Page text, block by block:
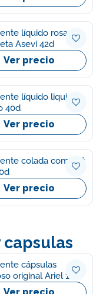
líquido rosa
Asevi 42d
Ver precio
líquido liquidos
40d
Ver precio
colada complet
Ver precio
cápsulas
original Ariel 14d